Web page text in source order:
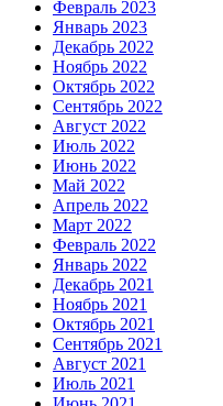
Февраль 2023
Январь 2023
Декабрь 2022
Ноябрь 2022
Октябрь 2022
Сентябрь 2022
Август 2022
Июль 2022
Июнь 2022
Май 2022
Апрель 2022
Март 2022
Февраль 2022
Январь 2022
Декабрь 2021
Ноябрь 2021
Октябрь 2021
Сентябрь 2021
Август 2021
Июль 2021